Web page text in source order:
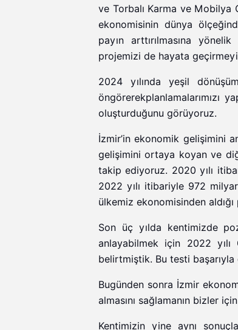
ve Torbalı Karma ve Mobilya
ekonomisinin dünya
payın arttırılmasına
projemizi de hayata
2024 yılında yeşil
öngörerekplanlamalarımızı
oluşturduğunu görüyoruz.
İzmir’in ekonomik gelişimini
gelişimini ortaya koyan ve
takip ediyoruz. 2020 yılı
2022 yılı itibariyle 972
ülkemiz ekonomisinden aldığı
Son üç yılda kentimizde
anlayabilmek için 2022 yılı
belirtmiştik. Bu testi
Bugünden sonra İzmir
almasını sağlamanın bizler
Kentimizin yine aynı